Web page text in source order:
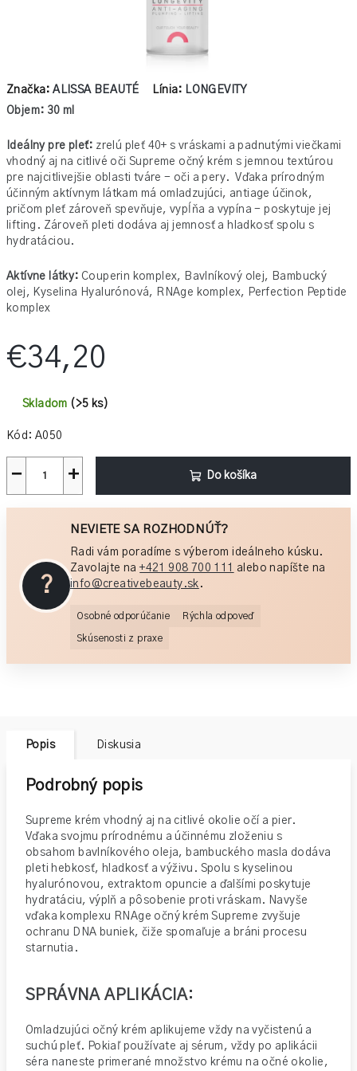
Značka:ALISSA BEAUTÉ Línia: LONGEVITY
Objem: 30 ml
Ideálny pre pleť: zrelú pleť 40+ s vráskami a padnutými viečkami
vhodný aj na citlivé oči Supreme očný krém s jemnou textúrou
pre najcitlivejšie oblasti tváre - oči a pery. Vďaka prírodným
účinným aktívnym látkam má omladzujúci, antiage účinok,
pričom pleť zároveň spevňuje, vypĺňa a vypína - poskytuje jej
lifting. Zároveň pleti dodáva aj jemnosť a hladkosť spolu s
hydratáciou.
Aktívne látky: Couperin komplex, Bavlníkový olej, Bambucký
olej, Kyselina Hyalurónová, RNAge komplex, Perfection Peptide
komplex
€34,20
cena:Skladom (>5 ks)
Kód: A050
+
− Do košíka
?
NEVIETE SA ROZHODNÚŤ?
Radi vám poradíme s výberom ideálneho kúsku.
Zavolajte na+421 908 700 111
alebo napíšte na
info@creativebeauty.sk .
Osobné odporúčanie Rýchla odpoveď
Skúsenosti z praxe
Popis Diskusia
Podrobný popis
Supreme krém vhodný aj na citlivé okolie očí a pier.
Vďaka svojmu prírodnému a účinnému zloženiu s
obsahom bavlníkového oleja, bambuckého masla dodáva
pleti hebkosť, hladkosť a výživu. Spolu s kyselinou
hyalurónovou, extraktom opuncie a ďalšími poskytuje
hydratáciu, výplň a pôsobenie proti vráskam. Navyše
vďaka komplexu RNAge očný krém Supreme zvyšuje
ochranu DNA buniek, čiže spomaľuje a bráni procesu
starnutia.
SPRÁVNA APLIKÁCIA:
Omladzujúci očný krém aplikujeme vždy na vyčistenú a
suchú pleť. Pokiaľ používate aj sérum, vždy po aplikácii
séra naneste primerané množstvo krému na očné okolie,